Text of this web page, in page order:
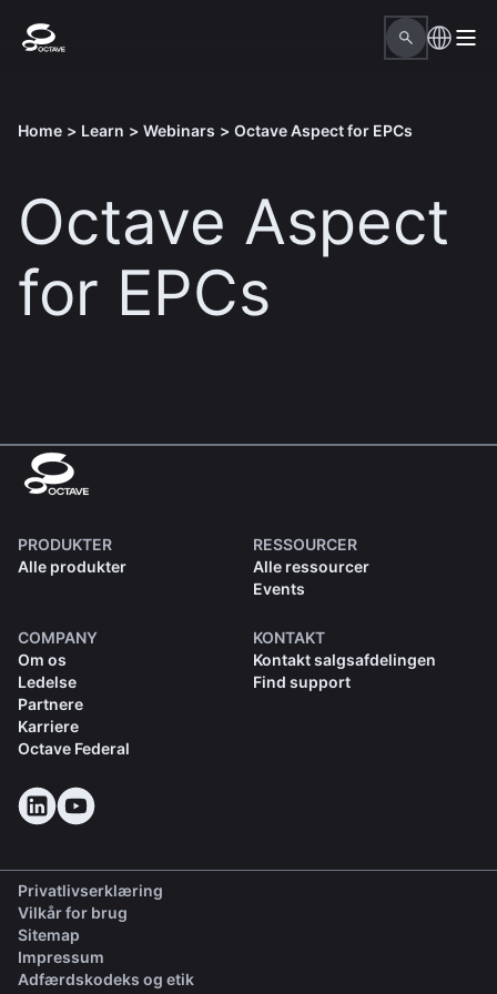
Home > Learn > Webinars > Octave Aspect for EPCs
Octave Aspect
for EPCs
PRODUKTER
Alle produkter
RESSOURCER
Alle ressourcer
Events
COMPANY
Om os
Ledelse
Partnere
Karriere
Octave Federal
KONTAKT
Kontakt salgsafdelingen
Find support
Privatlivserklæring
Vilkår for brug
Sitemap
Impressum
Adfærdskodeks og etik(opens in a new tab)